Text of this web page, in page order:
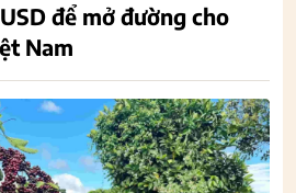
để mở đường cho
Nam